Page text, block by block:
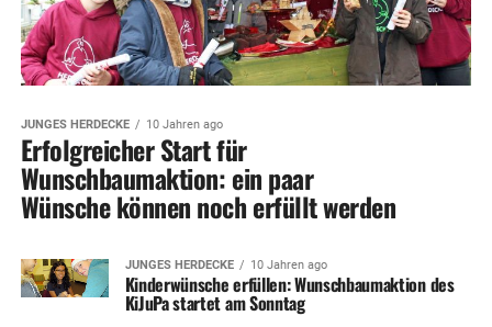
JUNGES HERDECKE 10 Jahren ago
Erfolgreicher Start für
Wunschbaumaktion: ein paar
Wünsche können noch erfüllt werden
JUNGES HERDECKE 10 Jahren ago
Kinderwünsche erfüllen: Wunschbaumaktion des
KiJuPa startet am Sonntag